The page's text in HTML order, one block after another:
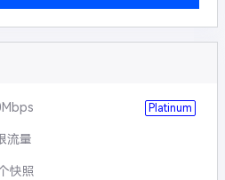
Platinum
流量
快照